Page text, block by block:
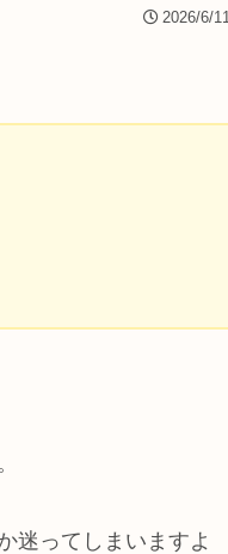
2026/6/11
迷ってしまいますよ